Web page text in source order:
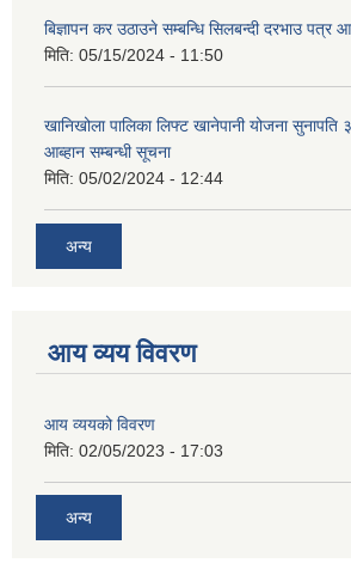
बिज्ञापन कर उठाउने सम्बन्धि सिलबन्दी दरभाउ पत्र
मिति: 05/15/2024 - 11:50
खानिखोला पालिका लिफ्ट खानेपानी योजना सुनापति
आब्हान सम्बन्धी सूचना
मिति: 05/02/2024 - 12:44
अन्य
आय व्यय विवरण
आय व्ययको विवरण
मिति: 02/05/2023 - 17:03
अन्य